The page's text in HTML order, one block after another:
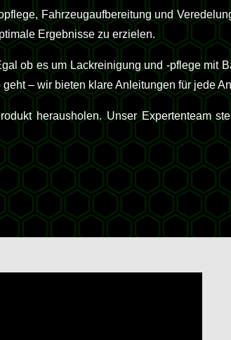
Fahrzeugaufbereitung und
Ergebnisse zu erzielen.
ob es um Lackreinigung und -pflege mit
– wir bieten klare Anleitungen für jede
herausholen. Unser Expertenteam